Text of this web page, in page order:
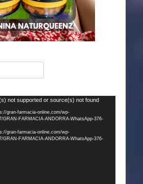
not supported or source(s) not found
gran-farmacia-online.com/wp-
GRAN-FARMACIA-ANDORRA-WhatsApp-376-
gran-farmacia-online.com/wp-
GRAN-FARMACIA-ANDORRA-WhatsApp-376-